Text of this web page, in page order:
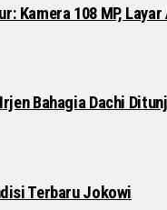
Kamera 108 MP,
Bahagia Dachi
Terbaru Jokowi